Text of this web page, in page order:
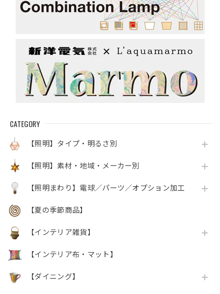
CATEGORY
【照明】タイプ・明るさ別
【照明】素材・地域・メーカー別
【照明まわり】電球／パーツ／オプション加工
【夏の季節商品】
【インテリア雑貨】
【インテリア布・マット】
【ダイニング】